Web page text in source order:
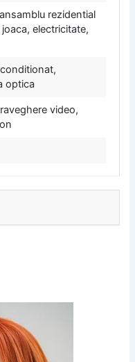
rezidential
electricitate,
optica
video,